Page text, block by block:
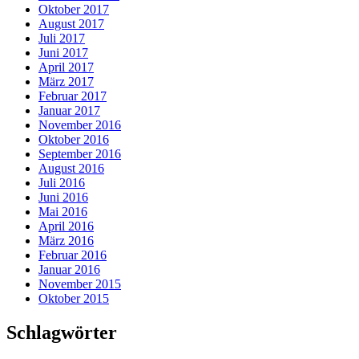
Oktober 2017
August 2017
Juli 2017
Juni 2017
April 2017
März 2017
Februar 2017
Januar 2017
November 2016
Oktober 2016
September 2016
August 2016
Juli 2016
Juni 2016
Mai 2016
April 2016
März 2016
Februar 2016
Januar 2016
November 2015
Oktober 2015
Schlagwörter